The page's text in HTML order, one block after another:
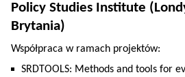
Policy Studies Institute
Brytania)
Współpraca w ramach projektów:
SRDTOOLS: Methods and tools for